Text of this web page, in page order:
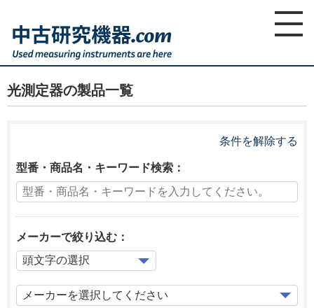
home 製品一覧
光測定器の製品一覧
条件を解除する
型番・商品名・キーワード検索：
メーカーで絞り込む：